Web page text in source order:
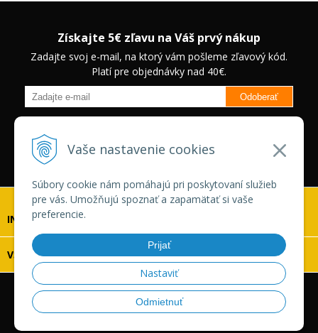
Vaše nastavenie cookies
Súbory cookie nám pomáhajú pri poskytovaní služieb
pre vás. Umožňujú spoznať a zapamätať si vaše
preferencie.
Prijať
Nastaviť
Odmietnuť
Získajte 5€ zľavu na Váš prvý nákup
Zadajte svoj e-mail, na ktorý vám pošleme zľavový kód.
Platí pre objednávky nad 40€.
Odoberať
zľavách na vybrané produkty.
Neplatí pre Veľkoobchodných
zákazníkov.
INFOLINKA
VŠETKO O NÁKUPE
© 2026 Vaskonaradie.sk •tvorba eshopu cez UNIobchod
webhostingspoločnostiWEBYGROUP